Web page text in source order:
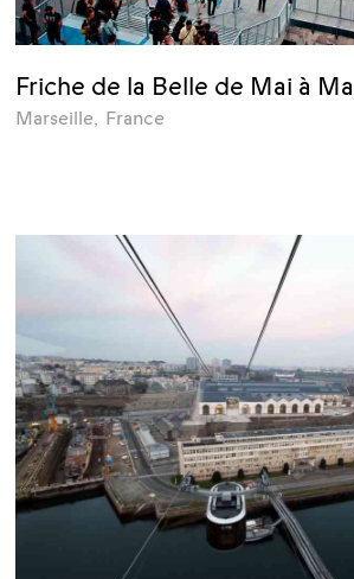
Friche de la Belle de Mai à
Marseille, France